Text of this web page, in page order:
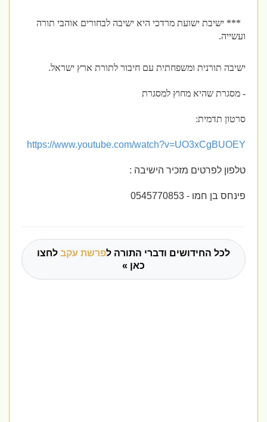
*** ישיבת ישועת מרדכי היא ישיבה לבחורים אוהבי תורה
ועשייה.
ישיבה תורנית ומשפחתית עם חיבור לתורת ארץ ישראל.
- מסגרת שהיא מחוץ למסגרת
סרטון תדמית:
https://www.youtube.com/watch?v=UO3xCgBUOEY
טלפון לפרטים מזכיר הישיבה :
פינחס בן חמו - 0545770853
לכל החידושים ודברי התורה לפרשת עקבלחצו
כאן »